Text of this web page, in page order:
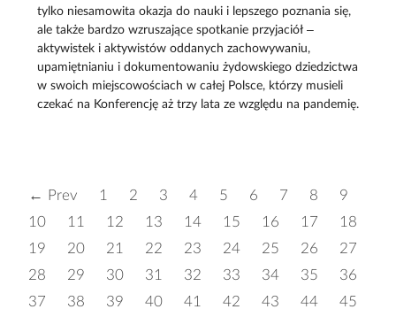
tylko niesamowita okazja do nauki i lepszego poznania się,
ale także bardzo wzruszające spotkanie przyjaciół –
aktywistek i aktywistów oddanych zachowywaniu,
upamiętnianiu i dokumentowaniu żydowskiego dziedzictwa
w swoich miejscowościach w całej Polsce, którzy musieli
czekać na Konferencję aż trzy lata ze względu na pandemię.
← Prev 1 2 3 4 5 6 7 8
9
10
11 12 13 14 15 16 17
18
19
20 21 22 23 24 25 26
27
28
29 30 31 32 33 34 35
36
37
38 39 40 41 42 43 44
45